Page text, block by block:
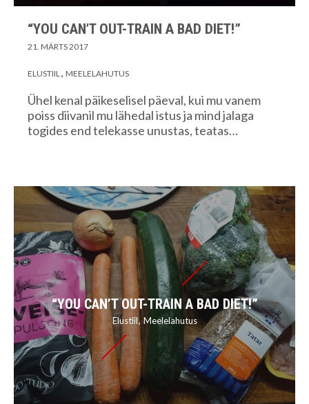
“YOU CAN’T OUT-TRAIN A BAD DIET!”
21. MÄRTS 2017
ELUSTIIL MEELELAHUTUS
Ühel kenal päikeselisel päeval, kui mu vanem
poiss diivanil mu lähedal istus ja mind jalaga
togides end telekasse unustas, teatas…
“YOU CAN’T OUT-TRAIN A BAD DIET!”
Elustiil Meelelahutus